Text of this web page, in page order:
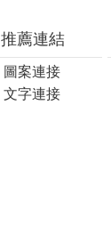
推薦連結
圖案連接
文字連接